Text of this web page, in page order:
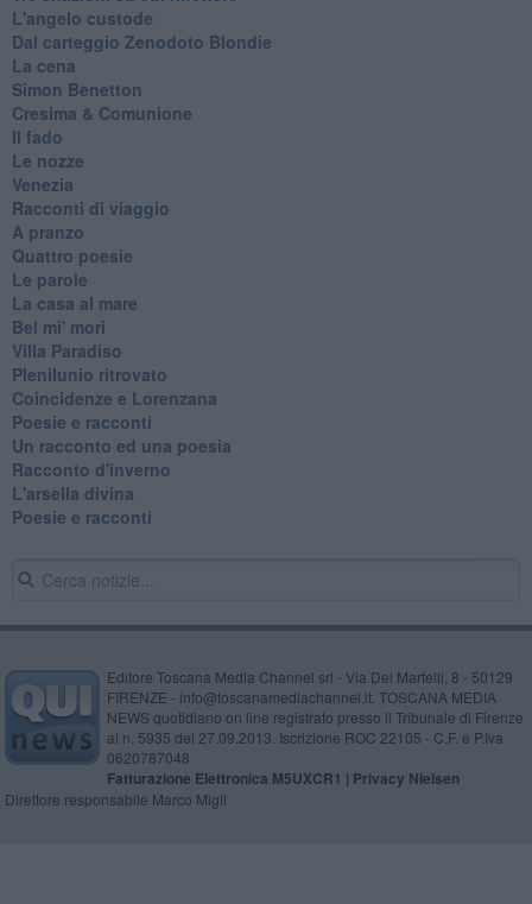
L'angelo custode
Dal carteggio Zenodoto Blondie
La cena
Simon Benetton
Cresima & Comunione
Il fado
Le nozze
Venezia
Racconti di viaggio
A pranzo
Quattro poesie
Le parole
La casa al mare
Bel mi' morì
Villa Paradiso
Plenilunio ritrovato
Coincidenze e Lorenzana
Poesie e racconti
Un racconto ed una poesia
Racconto d'inverno
​L'arsella divina
Poesie e racconti
Editore Toscana Media Channel srl - Via Dei Martelli, 8 - 50129
FIRENZE - info@toscanamediachannel.it. TOSCANA MEDIA
NEWS quotidiano on line registrato presso il Tribunale di Firenze
al n. 5935 del 27.09.2013. Iscrizione ROC 22105 - C.F. e P.Iva
0620787048
Fatturazione Elettronica M5UXCR1 | Privacy Nielsen
Direttore responsabile Marco Migli